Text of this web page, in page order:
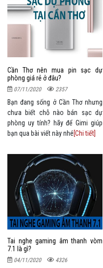
Cần Thơ nên mua pin sạc dự
phòng giá rẻ ở đâu?
07/11/2020 2357
Bạn đang sống ở Cần Thơ nhưng
chưa biết chỗ nào bán sạc dự
phòng uy tính? hãy để Gimi giúp
bạn qua bài viết này nhé[Chi tiết]
Tai nghe gaming âm thanh vòm
7.1 là gì?
04/11/2020 4326